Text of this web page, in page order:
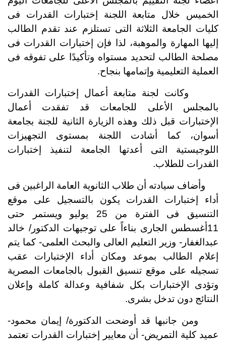
الخميس خلال متابعة اللجنة إختبارات القدرات فى
كليات الجامعة الثلاثة التى تستلزم عند تقدم الطالب
إليها المهارة والموهبة، لذا فإن إختبارات القدرات فى
مصلحة الطالب لتحديد مستواه وتأكيدًا على تفوقه فى
العملية التعليمية وإتمامها بنجاح.
وكانت لجنة متابعة أعمال إختبارات القدرات
بالمجلس الأعلى للجامعات قد تفقدت أعمال
الإختبارات قبل ذلك وهذه الزيارة الثانية للجنة بجامعة
أسوان، كما أشادت اللجنة بمستوى التجهيزات
اللوجيستية التى أعدتها الجامعة لتنفيذ إختبارات
القدرات للطلاب.
وأضاف سيادته أن طلاب الثانوية العامة الراغبين فى
أداء إختبارات القدرات يكون بالتسجيل على موقع
التنسيق فى الفترة من 25 يوليو ويستمر حتى
11أغسطس الجارى بناءاً على توجيهات الدكتور/ خالد
عبدالغفار- وزير التعليم العالى والبحث العلمى- كما يتم
إعلام الطالب بموعد ومكان أداء الإختبارات عقب
تسجيله على موقع تنسيق القبول بالجامعات المصرية
وتؤدى الإختبارات بكل شفافية وعدالة كاملة وإعلان
النتائج دون تدخل بشرى.
ومن جانبها قد أوضحت الدكتورة/ إيمان محمود-
عميد كلية التمريض- أن معايير إختبارات القدرات تعتمد